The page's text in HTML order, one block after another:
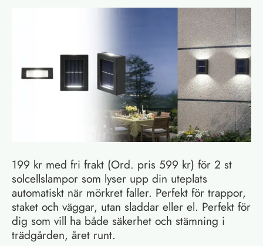
199 kr med fri frakt (Ord. pris 599 kr) för 2 st
solcellslampor som lyser upp din uteplats
automatiskt när mörkret faller. Perfekt för trappor,
staket och väggar, utan sladdar eller el. Perfekt för
dig som vill ha både säkerhet och stämning i
trädgården, året runt.